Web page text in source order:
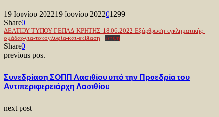
19 Ιουνίου 202219 Ιουνίου 202201299
Share0
ΔΕΛΤΙΟΥ-ΤΥΠΟΥ-ΓΕΠΑΔ-ΚΡΗΤΗΣ-18.06.2022-Εξάρθρωση-εγκληματικής-
ομάδας-για-τοκογλυφία-και-εκβίαση
Λήψη
Share0
previous post
Συνεδρίαση ΣΟΠΠ Λασιθίου υπό την Προεδρία του
Αντιπεριφερειάρχη Λασιθίου
next post